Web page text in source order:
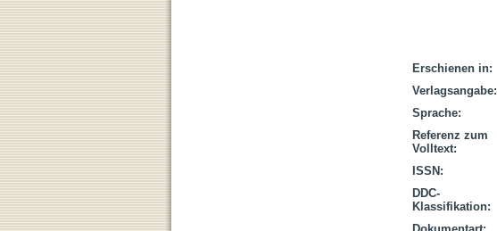
Erschienen in:
Verlagsangabe:
Sprache:
Referenz zum
Volltext:
ISSN:
DDC-
Klassifikation: